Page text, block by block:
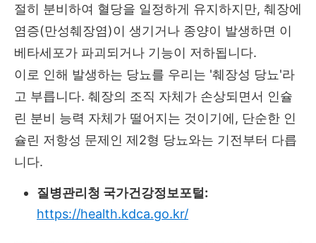
절히 분비하여 혈당을 일정하게 유지하지만, 췌장에
염증(만성췌장염)이 생기거나 종양이 발생하면 이
베타세포가 파괴되거나 기능이 저하됩니다.
이로 인해 발생하는 당뇨를 우리는 '췌장성 당뇨'라
고 부릅니다. 췌장의 조직 자체가 손상되면서 인슐
린 분비 능력 자체가 떨어지는 것이기에, 단순한 인
슐린 저항성 문제인 제2형 당뇨와는 기전부터 다릅
니다.
질병관리청 국가건강정보포털:
https://health.kdca.go.kr/